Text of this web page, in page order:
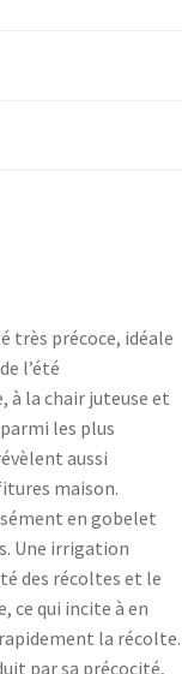
très précoce, idéale
l’été
à la chair juteuse et
les plus
aussi
maison.
en gobelet
Une irrigation
des récoltes et le
ce qui incite à en
la récolte.
par sa précocité,